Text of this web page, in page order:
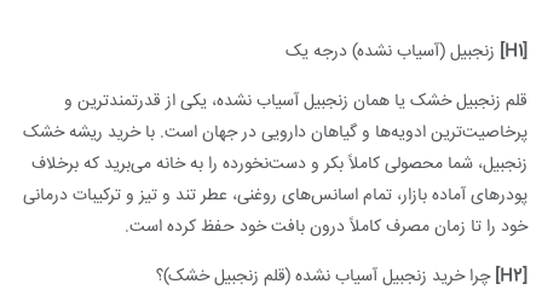
[H1]
زنجبیل (آسیاب نشده) درجه یک
قلم زنجبیل خشک یا همان زنجبیل آسیاب نشده، یکی از قدرتمندترین و
پرخاصیت‌ترین ادویه‌ها و گیاهان دارویی در جهان است. با خرید ریشه خشک
زنجبیل، شما محصولی کاملاً بکر و دست‌نخورده را به خانه می‌برید که برخلاف
پودرهای آماده بازار، تمام اسانس‌های روغنی، عطر تند و تیز و ترکیبات درمانی
خود را تا زمان مصرف کاملاً درون بافت خود حفظ کرده است.
[H2]
چرا خرید زنجبیل آسیاب نشده (قلم زنجبیل خشک)؟